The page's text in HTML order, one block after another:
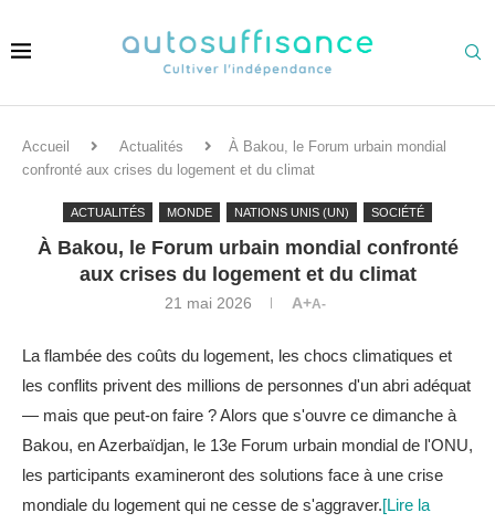
Accueil Actualités
À Bakou, le Forum urbain mondial
confronté aux crises du logement et du climat
ACTUALITÉS MONDE NATIONS UNIS (UN) SOCIÉTÉ
À Bakou, le Forum urbain mondial confronté
aux crises du logement et du climat
21 mai 2026 A+A-
La flambée des coûts du logement, les chocs climatiques et
les conflits privent des millions de personnes d'un abri adéquat
— mais que peut-on faire ? Alors que s'ouvre ce dimanche à
Bakou, en Azerbaïdjan, le 13e Forum urbain mondial de l'ONU,
les participants examineront des solutions face à une crise
mondiale du logement qui ne cesse de s'aggraver.[Lire la